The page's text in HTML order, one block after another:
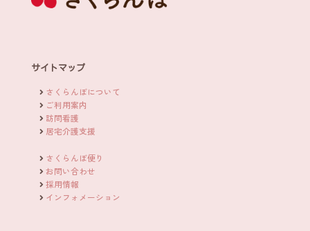
サイトマップ
さくらんぼについて
ご利用案内
訪問看護
居宅介護支援
さくらんぼ便り
お問い合わせ
採用情報
インフォメーション